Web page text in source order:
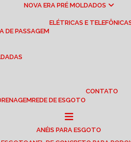
NOVA ERA PRÉ MOLDADOS
DE PASSAGEM
ELÉTRICAS E
REDE DE ESGOTO
CONTATO
ANÉIS PARA ESGOTO